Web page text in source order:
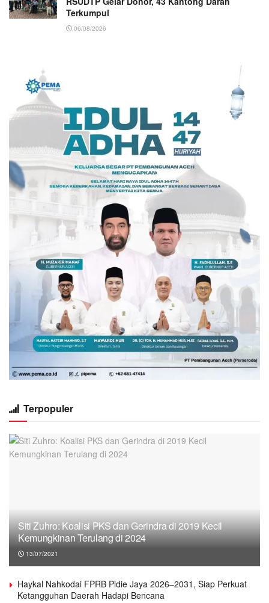
Terkumpul
06/08/2026
Terpopuler
Siti Zuhro: Koalisi PKS dan Gerindra di 2019 Kecil
Kemungkinan Terulang di 2024
13/07/2021
Haykal Nahkodai FPRB Pidie Jaya 2026–2031, Siap Perkuat
Ketangguhan Daerah Hadapi Bencana